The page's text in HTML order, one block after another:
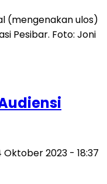
Oktober 2023 - 18:37